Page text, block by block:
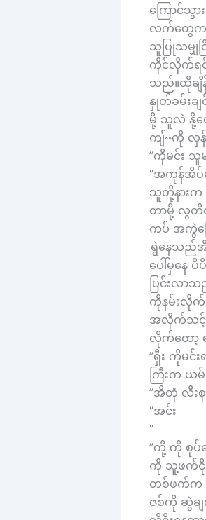
ကြောင်သွ
လက်တွေက
သူပြုသမ
ကိုင်လိုက်ရင်
သည်။ထိုချိ
နှုတ်ခမ်းခ
မို့ သူလဲ နို့
ကျ်ႌကို လှ
”ကိုမင်း သူ
”အကုန်အိပ်န
သူတို့နားက
တာမို့ လွတိ
ကပ် အကွဲက
ရွှဲနေသည်
ပေါ်မှနေ
ပြင်းလ
ကိုနမ်းလို
အလိုက်သင့်တ
လိုက်တော့
”ရှီး ကိုမ
ကြီးက ယ
”အိတုံ လီးစု
”အင်း
”
”ကို့ ကို စုပ်
ကို သူ့ဖက်ငို
တစ်ဖက်က
ဇစ်ကို ဆွဲခ